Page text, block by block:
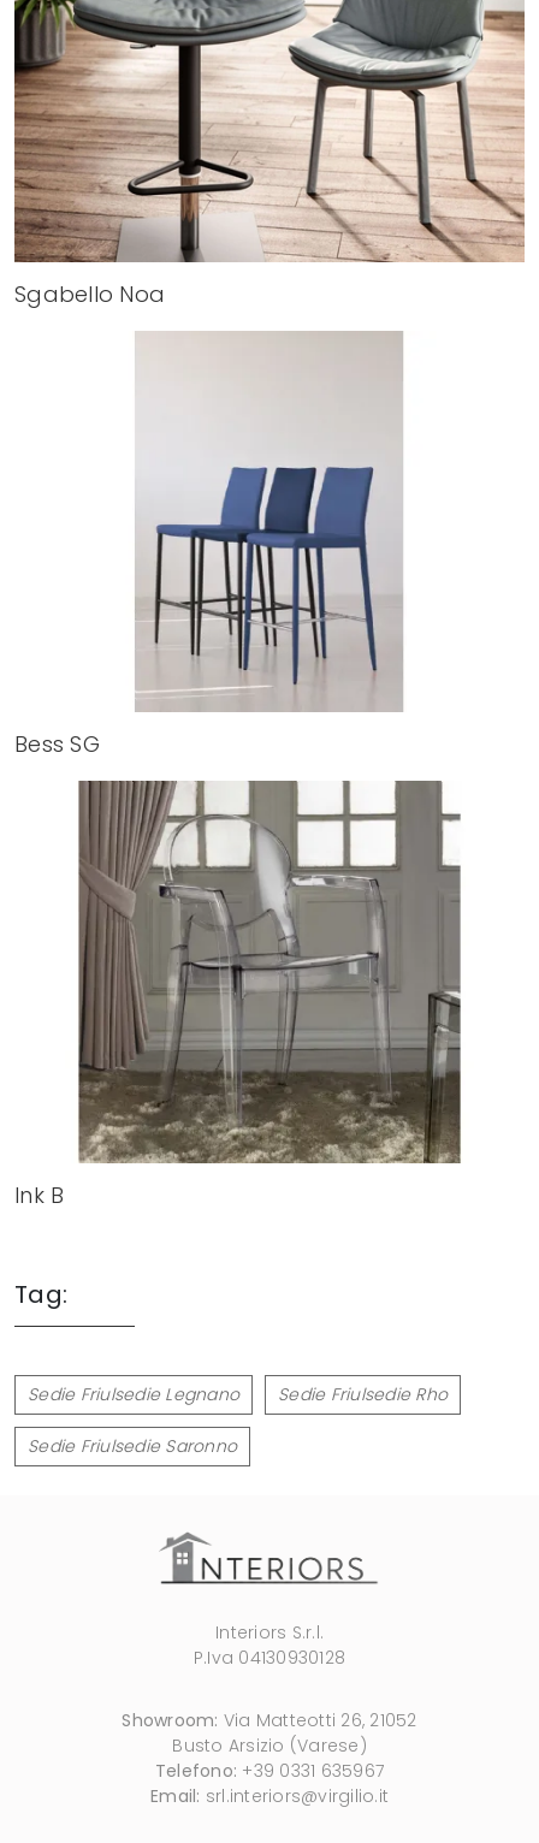
Sgabello Noa
Bess SG
Ink B
Tag:
Sedie Friulsedie Legnano Sedie Friulsedie Rho
Sedie Friulsedie Saronno
Interiors S.r.l.
P.Iva 04130930128
Showroom: Via Matteotti 26, 21052
Busto Arsizio (Varese)
Telefono: +39 0331 635967
Email: srl.interiors@virgilio.it